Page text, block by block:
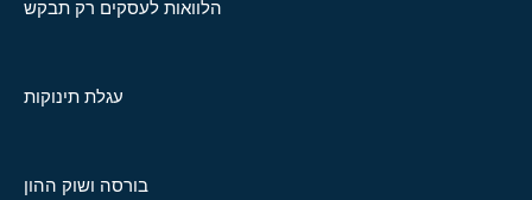
הלוואות לעסקים רק תבקש
עגלת תינוקות
בורסה ושוק ההון